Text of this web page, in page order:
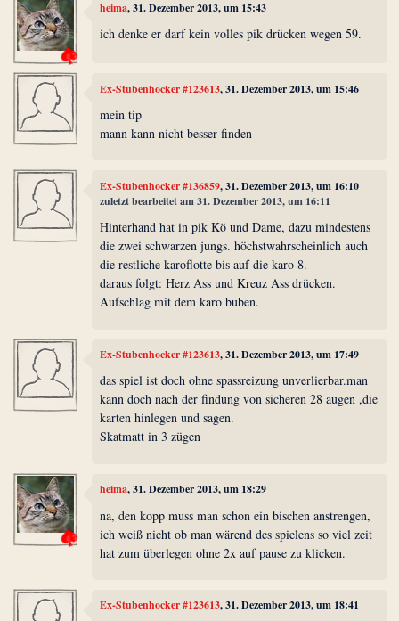
heima, 31. Dezember 2013, um 15:43
ich denke er darf kein volles pik drücken wegen 59.
Ex-Stubenhocker #123613, 31. Dezember 2013, um 15:46
mein tip
mann kann nicht besser finden
Ex-Stubenhocker #136859, 31. Dezember 2013, um 16:10
zuletzt bearbeitet am 31. Dezember 2013, um 16:11
Hinterhand hat in pik Kö und Dame, dazu mindestens
die zwei schwarzen jungs. höchstwahrscheinlich auch
die restliche karoflotte bis auf die karo 8.
daraus folgt: Herz Ass und Kreuz Ass drücken.
Aufschlag mit dem karo buben.
Ex-Stubenhocker #123613, 31. Dezember 2013, um 17:49
das spiel ist doch ohne spassreizung unverlierbar.man
kann doch nach der findung von sicheren 28 augen ,die
karten hinlegen und sagen.
Skatmatt in 3 zügen
heima, 31. Dezember 2013, um 18:29
na, den kopp muss man schon ein bischen anstrengen,
ich weiß nicht ob man wärend des spielens so viel zeit
hat zum überlegen ohne 2x auf pause zu klicken.
Ex-Stubenhocker #123613, 31. Dezember 2013, um 18:41